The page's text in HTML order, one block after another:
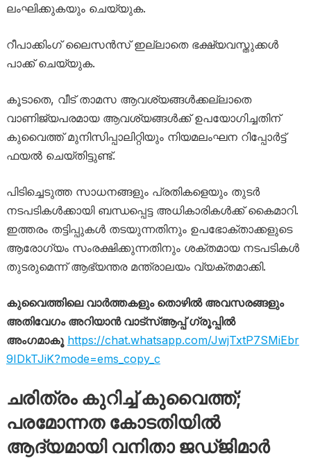
ലംഘിക്കുകയും ചെയ്യുക.
റീപാക്കിംഗ് ലൈസൻസ് ഇല്ലാതെ ഭക്ഷ്യവസ്തുക്കൾ
പാക്ക് ചെയ്യുക.
കൂടാതെ, വീട് താമസ ആവശ്യങ്ങൾക്കല്ലാതെ
വാണിജ്യപരമായ ആവശ്യങ്ങൾക്ക് ഉപയോഗിച്ചതിന്
കുവൈത്ത് മുനിസിപ്പാലിറ്റിയും നിയമലംഘന റിപ്പോർട്ട്
ഫയൽ ചെയ്തിട്ടുണ്ട്.
പിടിച്ചെടുത്ത സാധനങ്ങളും പ്രതികളെയും തുടർ
നടപടികൾക്കായി ബന്ധപ്പെട്ട അധികാരികൾക്ക് കൈമാറി.
ഇത്തരം തട്ടിപ്പുകൾ തടയുന്നതിനും ഉപഭോക്താക്കളുടെ
ആരോഗ്യം സംരക്ഷിക്കുന്നതിനും ശക്തമായ നടപടികൾ
തുടരുമെന്ന് ആഭ്യന്തര മന്ത്രാലയം വ്യക്തമാക്കി.
കുവൈത്തിലെ വാർത്തകളും തൊഴിൽ അവസരങ്ങളും
അതിവേഗം അറിയാൻ വാട്സ്ആപ്പ് ഗ്രൂപ്പിൽ
അംഗമാകൂ https://chat.whatsapp.com/JwjTxtP7SMiEbr
9IDkTJiK?mode=ems_copy_c
ചരിത്രം കുറിച്ച് കുവൈത്ത്;
പരമോന്നത കോടതിയിൽ
ആദ്യമായി വനിതാ ജഡ്ജിമാർ